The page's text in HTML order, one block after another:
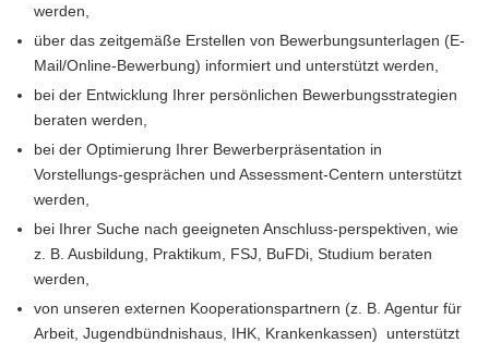
werden,
über das zeitgemäße Erstellen von Bewerbungsunterlagen (E-
Mail/Online-Bewerbung) informiert und unterstützt werden,
bei der Entwicklung Ihrer persönlichen Bewerbungsstrategien
beraten werden,
bei der Optimierung Ihrer Bewerberpräsentation in
Vorstellungs-gesprächen und Assessment-Centern unterstützt
werden,
bei Ihrer Suche nach geeigneten Anschluss-perspektiven, wie
z. B. Ausbildung, Praktikum, FSJ, BuFDi, Studium beraten
werden,
von unseren externen Kooperationspartnern (z. B. Agentur für
Arbeit, Jugendbündnishaus, IHK, Krankenkassen) unterstützt